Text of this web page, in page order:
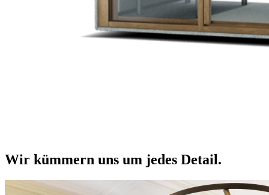
Wir kümmern uns um jedes Detail.